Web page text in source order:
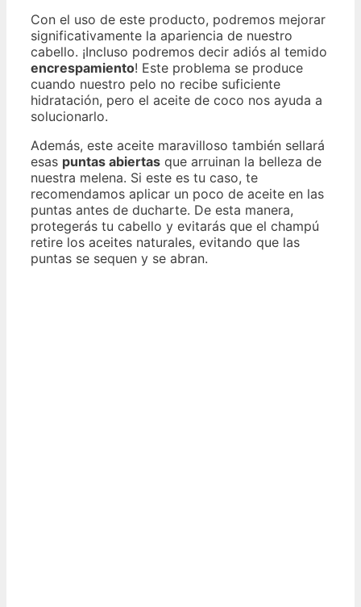
Con el uso de este producto, podremos mejorar
significativamente la apariencia de nuestro
cabello. ¡Incluso podremos decir adiós al temido
encrespamiento! Este problema se produce
cuando nuestro pelo no recibe suficiente
hidratación, pero el aceite de coco nos ayuda a
solucionarlo.
Además, este aceite maravilloso también sellará
esas puntas abiertas que arruinan la belleza de
nuestra melena. Si este es tu caso, te
recomendamos aplicar un poco de aceite en las
puntas antes de ducharte. De esta manera,
protegerás tu cabello y evitarás que el champú
retire los aceites naturales, evitando que las
puntas se sequen y se abran.